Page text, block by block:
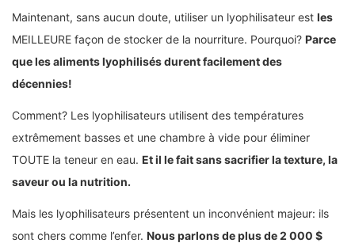
Maintenant, sans aucun doute, utiliser un lyophilisateur est les
MEILLEURE façon de stocker de la nourriture. Pourquoi? Parce
que les aliments lyophilisés durent facilement des
décennies!
Comment? Les lyophilisateurs utilisent des températures
extrêmement basses et une chambre à vide pour éliminer
TOUTE la teneur en eau. Et il le fait sans sacrifier la texture, la
saveur ou la nutrition.
Mais les lyophilisateurs présentent un inconvénient majeur: ils
sont chers comme l’enfer. Nous parlons de plus de 2 000 $